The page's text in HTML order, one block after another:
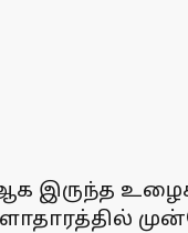
இருந்த